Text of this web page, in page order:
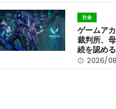
社会
ゲームア
裁判所、
続を認める
2026/